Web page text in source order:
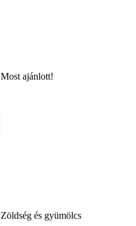
Most ajánlott!
Zöldség és gyümölcs